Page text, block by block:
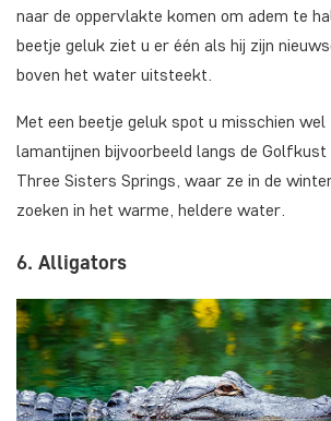
naar de oppervlakte komen om adem te
beetje geluk ziet u er één als hij zijn
boven het water uitsteekt.
Met een beetje geluk spot u misschien wel
lamantijnen bijvoorbeeld langs de Golfkust
Three Sisters Springs, waar ze in de
zoeken in het warme, heldere water.
6. Alligators